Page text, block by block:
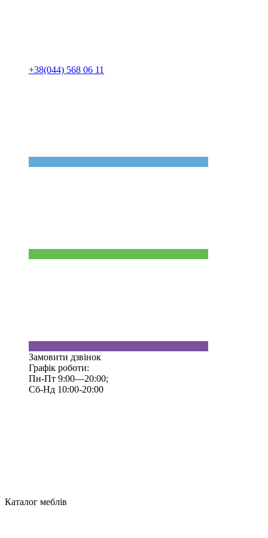
+38(044) 568 06 11
Замовити дзвінок
Графік роботи:
Пн-Пт 9:00—20:00;
Сб-Нд 10:00-20:00
Каталог меблів